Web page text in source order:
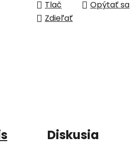
Tlač Opýtať sa
Zdieľať
Diskusia